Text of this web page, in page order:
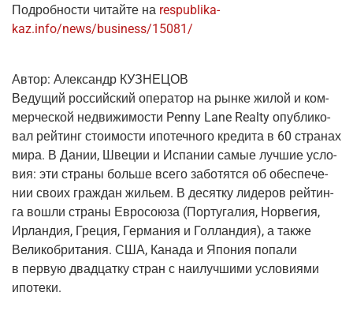
Подроб­но­сти читай­те на respublika-
kaz.info/news/business/15081/
Автор: Алек­сандр КУЗНЕЦОВ
Веду­щий рос­сий­ский опе­ра­тор на рын­ке жилой и ком­
мер­че­ской недви­жи­мо­сти Penny Lane Realty опуб­ли­ко­
вал рей­тинг сто­и­мо­сти ипо­теч­но­го кре­ди­та в 60 стра­нах
мира. В Дании, Шве­ции и Испа­нии самые луч­шие усло­
вия: эти стра­ны боль­ше все­го забо­тят­ся об обес­пе­че­
нии сво­их граж­дан жильем. В десят­ку лиде­ров рей­тин­
га вошли стра­ны Евро­со­ю­за (Пор­ту­га­лия, Нор­ве­гия,
Ирлан­дия, Гре­ция, Гер­ма­ния и Гол­лан­дия), а так­же
Вели­ко­бри­та­ния. США, Кана­да и Япо­ния попа­ли
в первую два­дцат­ку стран с наи­луч­ши­ми усло­ви­я­ми
ипотеки.